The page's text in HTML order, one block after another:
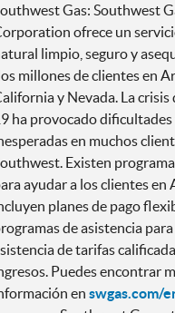
Gas: Southwest
ofrece un
limpio, seguro y
millones de clientes en
y Nevada. La
ha provocado
en muchos
Existen
ayudar a los clientes en
planes de pago
de asistencia
de tarifas
Puedes encontrar
en swgas.com/